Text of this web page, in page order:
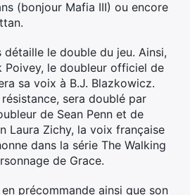
(bonjour Mafia III) ou encore
détaille le double du jeu. Ainsi,
Poivey, le doubleur officiel de
sa voix à B.J. Blazkowicz.
sera doublé par
de Sean Penn et de
Laura Zichy, la voix française
dans la série The Walking
de Grace.
précommande ainsi que son